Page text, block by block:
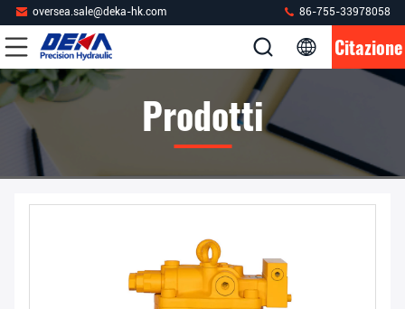
oversea.sale@deka-hk.com 86-755-33978058
Citazione
Prodotti